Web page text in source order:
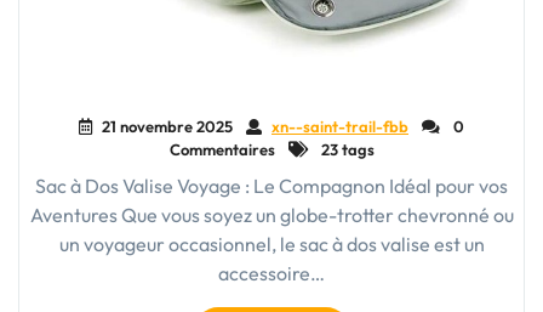
21 novembre 2025 xn--saint-trail-fbb
0
Commentaires
23 tags
Sac à Dos Valise Voyage : Le Compagnon Idéal pour vos
Aventures Que vous soyez un globe-trotter chevronné ou
un voyageur occasionnel, le sac à dos valise est un
accessoire…